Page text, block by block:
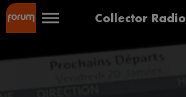
Collector Radio